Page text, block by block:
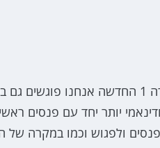
יותר יחד עם פנסים
ולפגוש וכמו במקרה של